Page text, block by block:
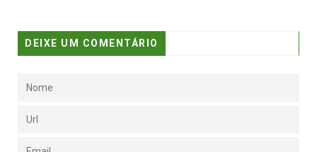
DEIXE UM COMENTÁRIO